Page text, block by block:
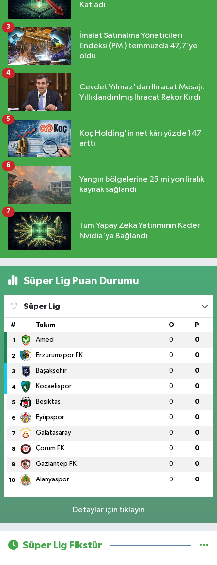
Katladı
İmalat Satınalma Yöneticileri
Endeksi (PMI) temmuzda 47,7'ye
oldu
3
Cevdet Yılmaz'dan İhracat Mesajı:
Yıllıklandırılmış İhracat Rekor Kırdı
4
Koç Holding'in net kârı yüzde 147
arttı
5
Yangın bölgelerine 25 milyon liralık
kaynak sağlandı
6
Tüm Yapay Zeka Yatırımının Kaderi
Nvidia'ya Bağlandı
7
Süper Lig Puan Durumu
Süper Lig
# Takım O P
1 Amed 0 0
2 Erzurumspor FK 0 0
3 Başakşehir 0 0
4 Kocaelispor 0 0
5 Beşiktaş 0 0
6 Eyüpspor 0 0
7 Galatasaray 0 0
8 Çorum FK 0 0
9 Gaziantep FK 0 0
10 Alanyaspor 0 0
Detaylar için tıklayın
Süper Lig Fikstür